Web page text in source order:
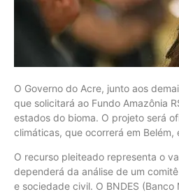
O Governo do Acre, junto aos
que solicitará ao Fundo Amazônia
estados do bioma. O projeto será
climáticas, que ocorrerá em Belém,
O recurso pleiteado representa o
dependerá da análise de um
e sociedade civil. O BNDES